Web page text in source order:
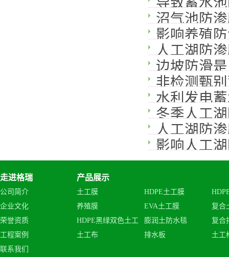
沼气池防
影响养殖
人工湖防
边坡防滑
非检测甄
水利发电
冬季人工
人工湖防
影响人工
走进格瑞
公司简介
企业文化
荣誉资质
工程案例
联系我们
产品展示
土工膜 HDPE土工膜
养殖膜
EVA土工膜
复合
HDPE黑绿双色土工
膜
膨润土防水毯
复合
土工布
排水板 土工